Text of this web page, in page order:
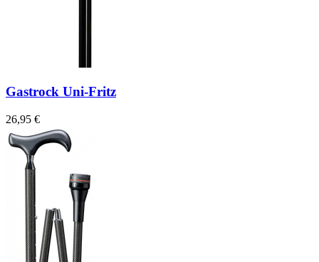
Gastrock Uni-Fritz
26,95 €